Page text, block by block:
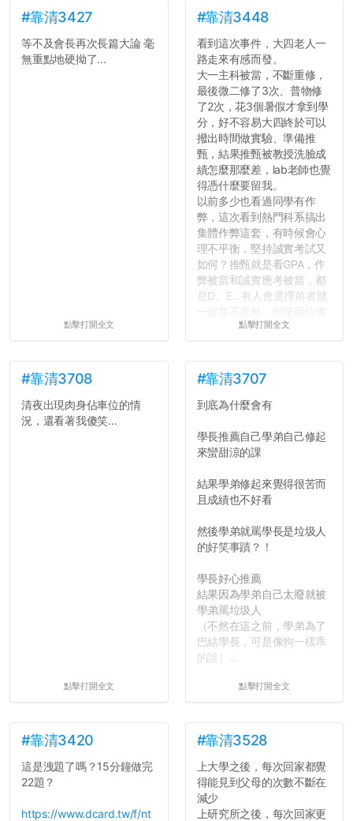
#靠清3427
等不及會長再次長篇大論 毫
無重點地硬拗了...
點擊打開全文
#靠清3448
看到這次事件，大四老人一
路走來有感而發。
大一主科被當，不斷重修，
最後微二修了3次、普物修
了2次，花3個暑假才拿到學
分，好不容易大四終於可以
撥出時間做實驗、準備推
甄，結果推甄被教授洗臉成
績怎麼那麼差，lab老師也覺
得憑什麼要留我。
以前多少也看過同學有作
弊，這次看到熱門科系搞出
集體作弊這套，有時候會心
理不平衡，堅持誠實考試又
如何？推甄就是看GPA，作
弊被當和誠實應考被當，都
是D、E...有人會選擇前者賭
心教授看起來要輕輕放下
長作弊的風氣。
反正老人我明天就要搬離新
關，就當最後一天發個牢騷
吧XD，祝學弟妹們修課順利
點擊打開全文
#靠清3708
清夜出現肉身佔車位的情
況，還看著我傻笑...
點擊打開全文
#靠清3707
到底為什麼會有
學長推薦自己學弟自己修起
來蠻甜涼的課
結果學弟修起來覺得很苦而
且成績也不好看
然後學弟就罵學長是垃圾人
的好笑事蹟？！
學長好心推薦
結果因為學弟自己太廢就被
學弟罵垃圾人
（不然在這之前，學弟為了
巴結學長，可是像狗一樣乖
的說）...
點擊打開全文
#靠清3420
這是洩題了嗎？15分鐘做完
22題？
https://www.dcard.tw/f/nt
#靠清3528
上大學之後，每次回家都覺
得能見到父母的次數不斷在
減少
上研究所之後，每次回家更